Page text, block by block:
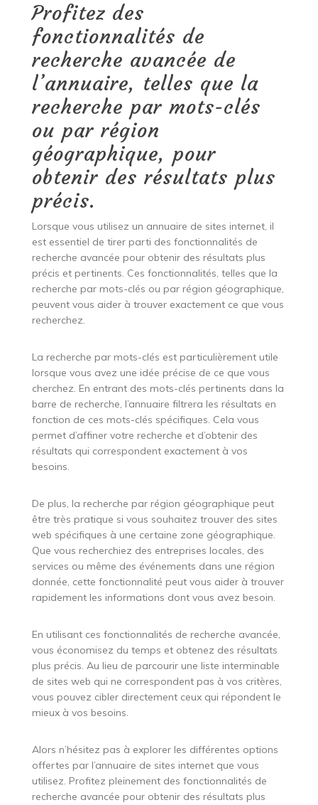
Profitez des
fonctionnalités de
recherche avancée de
l’annuaire, telles que la
recherche par mots-clés
ou par région
géographique, pour
obtenir des résultats plus
précis.
Lorsque vous utilisez un annuaire de sites internet, il
est essentiel de tirer parti des fonctionnalités de
recherche avancée pour obtenir des résultats plus
précis et pertinents. Ces fonctionnalités, telles que la
recherche par mots-clés ou par région géographique,
peuvent vous aider à trouver exactement ce que vous
recherchez.
La recherche par mots-clés est particulièrement utile
lorsque vous avez une idée précise de ce que vous
cherchez. En entrant des mots-clés pertinents dans la
barre de recherche, l’annuaire filtrera les résultats en
fonction de ces mots-clés spécifiques. Cela vous
permet d’affiner votre recherche et d’obtenir des
résultats qui correspondent exactement à vos
besoins.
De plus, la recherche par région géographique peut
être très pratique si vous souhaitez trouver des sites
web spécifiques à une certaine zone géographique.
Que vous recherchiez des entreprises locales, des
services ou même des événements dans une région
donnée, cette fonctionnalité peut vous aider à trouver
rapidement les informations dont vous avez besoin.
En utilisant ces fonctionnalités de recherche avancée,
vous économisez du temps et obtenez des résultats
plus précis. Au lieu de parcourir une liste interminable
de sites web qui ne correspondent pas à vos critères,
vous pouvez cibler directement ceux qui répondent le
mieux à vos besoins.
Alors n’hésitez pas à explorer les différentes options
offertes par l’annuaire de sites internet que vous
utilisez. Profitez pleinement des fonctionnalités de
recherche avancée pour obtenir des résultats plus